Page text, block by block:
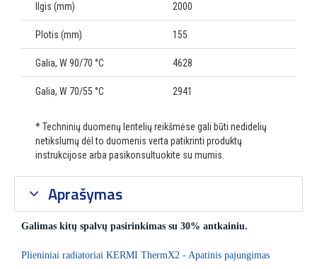
Ilgis (mm) 2000
Plotis (mm) 155
Galia, W 90/70 °C 4628
Galia, W 70/55 °C 2941
* Techninių duomenų lentelių reikšmėse gali būti nedidelių
netikslumų dėl to duomenis verta patikrinti produktų
instrukcijose arba pasikonsultuokite su mumis.
Aprašymas
Galimas kitų spalvų pasirinkimas su 30% antkainiu.
Plieniniai radiatoriai KERMI ThermX2 - Apatinis pajungimas